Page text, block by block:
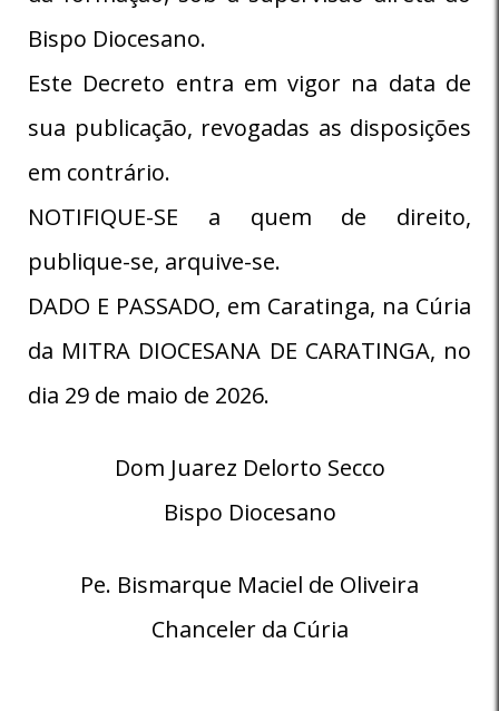
Bispo Diocesano.
Este Decreto entra em vigor na data de
sua publicação, revogadas as disposições
em contrário.
NOTIFIQUE-SE a quem de direito,
publique-se, arquive-se.
DADO E PASSADO, em Caratinga, na Cúria
da MITRA DIOCESANA DE CARATINGA, no
dia 29 de maio de 2026.
Dom Juarez Delorto Secco
Bispo Diocesano
Pe. Bismarque Maciel de Oliveira
Chanceler da Cúria